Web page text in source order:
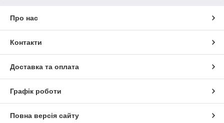
Про нас
Контакти
Доставка та оплата
Графік роботи
Повна версія сайту